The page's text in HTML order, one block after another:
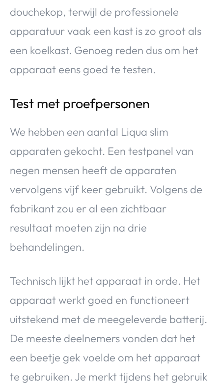
douchekop, terwijl de professionele
apparatuur vaak een kast is zo groot als
een koelkast. Genoeg reden dus om het
apparaat eens goed te testen.
Test met proefpersonen
We hebben een aantal Liqua slim
apparaten gekocht. Een testpanel van
negen mensen heeft de apparaten
vervolgens vijf keer gebruikt. Volgens de
fabrikant zou er al een zichtbaar
resultaat moeten zijn na drie
behandelingen.
Technisch lijkt het apparaat in orde. Het
apparaat werkt goed en functioneert
uitstekend met de meegeleverde batterij.
De meeste deelnemers vonden dat het
een beetje gek voelde om het apparaat
te gebruiken. Je merkt tijdens het gebruik